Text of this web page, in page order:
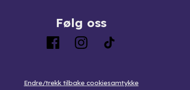
Følg oss
Endre/trekk tilbake cookiesamtykke